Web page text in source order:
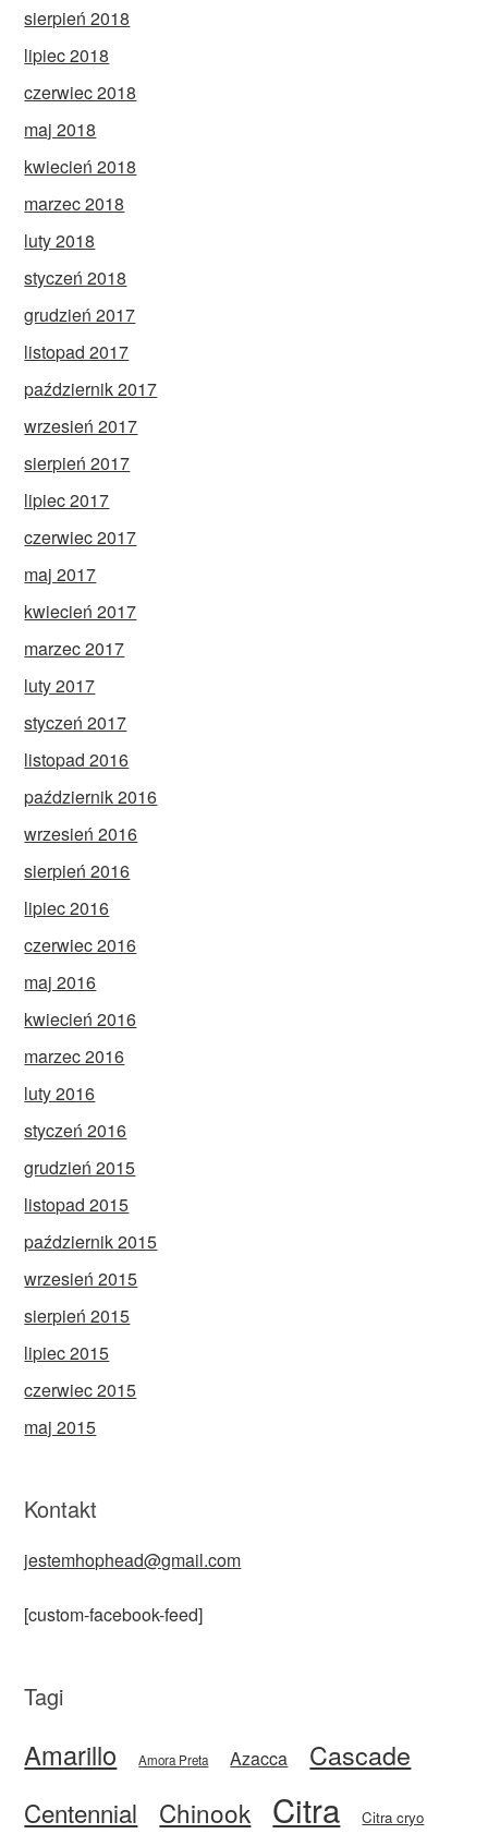
sierpień 2018
lipiec 2018
czerwiec 2018
maj 2018
kwiecień 2018
marzec 2018
luty 2018
styczeń 2018
grudzień 2017
listopad 2017
październik 2017
wrzesień 2017
sierpień 2017
lipiec 2017
czerwiec 2017
maj 2017
kwiecień 2017
marzec 2017
luty 2017
styczeń 2017
listopad 2016
październik 2016
wrzesień 2016
sierpień 2016
lipiec 2016
czerwiec 2016
maj 2016
kwiecień 2016
marzec 2016
luty 2016
styczeń 2016
grudzień 2015
listopad 2015
październik 2015
wrzesień 2015
sierpień 2015
lipiec 2015
czerwiec 2015
maj 2015
Kontakt
jestemhophead@gmail.com
[custom-facebook-feed]
Tagi
Amarillo Amora Preta Azacca Cascade
Centennial Chinook Citra Citra cryo